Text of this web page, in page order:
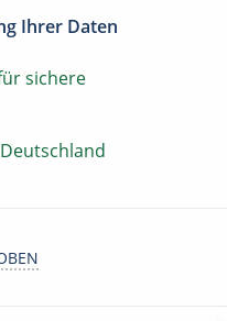
Ihrer Daten
sichere